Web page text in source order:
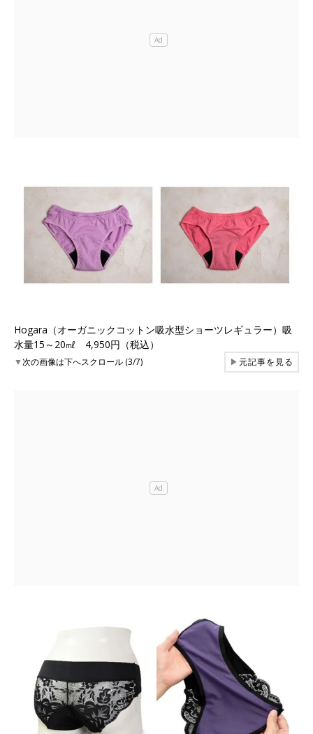
Hogara（オーガニックコットン吸水型ショーツレギュラー）吸
水量15～20㎖ 4,950円（税込）
▼次の画像は下へスクロール (3/7) ▶元記事を見る